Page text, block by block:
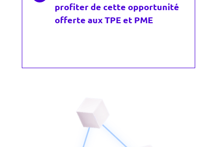
profiter de cette opportunité
offerte aux TPE et PME